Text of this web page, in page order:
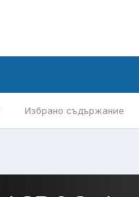
Избрано съдържание